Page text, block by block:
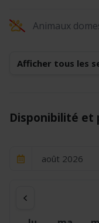
Animaux
Afficher tous les
Disponibilité et